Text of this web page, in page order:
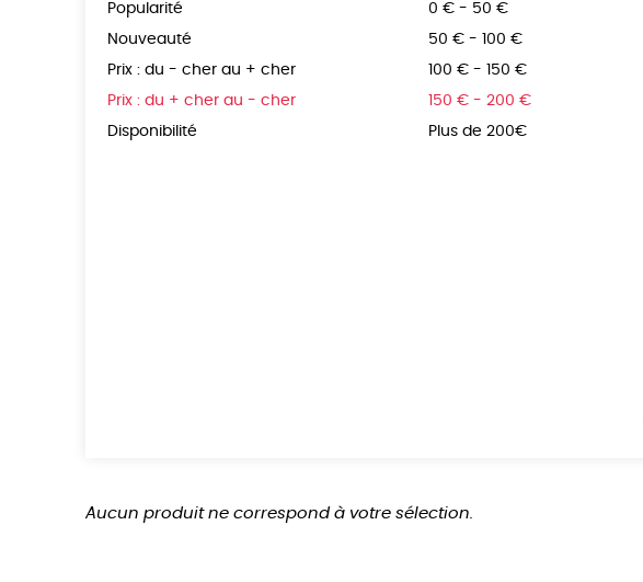
Popularité
Nouveauté
Prix : du - cher au + cher
Prix : du + cher au - cher
Disponibilité
0 € - 50 €
50 € - 100 €
100 € - 150 €
150 € - 200 €
Plus de 200€
Aucun produit ne correspond à votre sélection.